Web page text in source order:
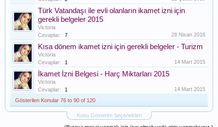
Türk Vatandaşı ile evli olanların ikamet izni için
gerekli belgeler 2015
Victoria
Cevaplar:
7 28 Nisan 2016
Kısa dönem ikamet izni için gerekli belgeler - Turizm
Victoria
Cevaplar:
1 14 Mart 2015
İkamet İzni Belgesi - Harç Miktarları 2015
Victoria
Cevaplar:
1
14 Mart 2015
Gösterilen Konular 76 to 90 of 120
Konu Gösterim Seçenekleri